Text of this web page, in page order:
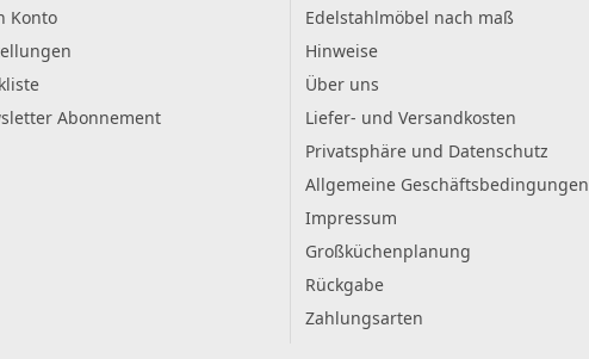
Konto
Abonnement
Edelstahlmöbel nach maß
Hinweise
Über uns
Liefer- und Versandkosten
Privatsphäre und Datenschutz
Allgemeine Geschäftsbedingungen
Impressum
Großküchenplanung
Rückgabe
Zahlungsarten